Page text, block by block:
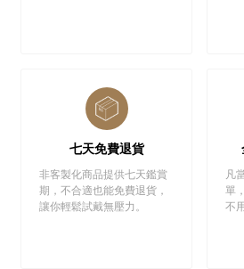
七天免費退貨
非客製化商品提供七天鑑賞
期，不合適也能免費退貨，
讓你輕鬆試戴無壓力。
凡
單
不